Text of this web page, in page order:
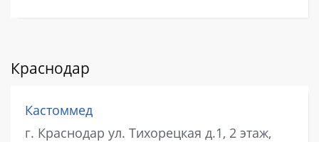
Краснодар
Кастоммед
г. Краснодар ул. Тихорецкая д.1, 2 этаж,